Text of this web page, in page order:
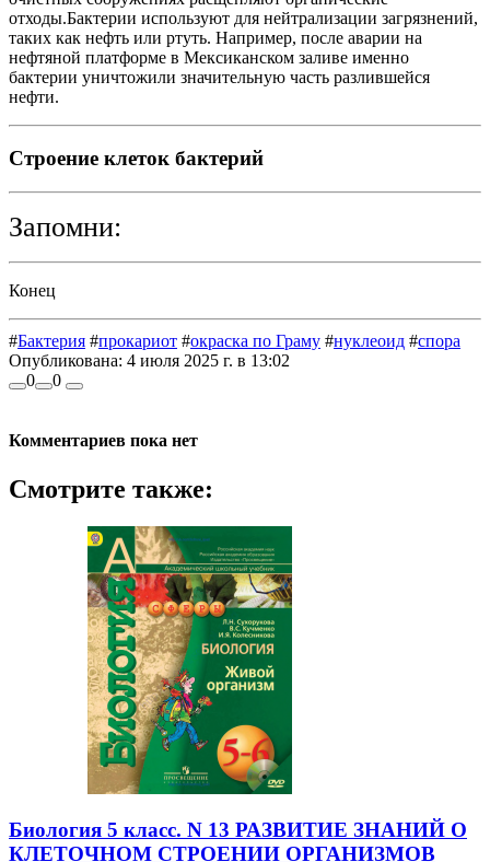
отходы.Бактерии используют для нейтрализации загрязнений,
таких как нефть или ртуть. Например, после аварии на
нефтяной платформе в Мексиканском заливе именно
бактерии уничтожили значительную часть разлившейся
нефти.
Строение клеток бактерий
Запомни:
Конец
#Бактерия #прокариот #окраска по Граму #нуклеоид #спора
Опубликована: 4 июля 2025 г. в 13:02
0
0
Комментариев пока нет
Смотрите также:
Биология 5 класс. N 13 РАЗВИТИЕ ЗНАНИЙ О
КЛЕТОЧНОМ СТРОЕНИИ ОРГАНИЗМОВ